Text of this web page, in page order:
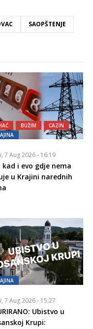
SAOPŠTENJE
BUŽIM
CAZIN
7 Aug 2026 - 16:19
kad i evo gdje nema
u Krajini narednih
7 Aug 2026 - 15:27
Ubistvo u
Krupi: